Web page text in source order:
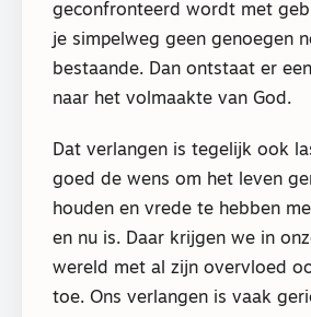
geconfronteerd wordt met
je simpelweg geen genoegen
bestaande. Dan ontstaat er
naar het volmaakte van God.
Dat verlangen is tegelijk ook
goed de wens om het leven
houden en vrede te hebben
en nu is. Daar krijgen we in
wereld met al zijn overvloed
toe. Ons verlangen is vaak